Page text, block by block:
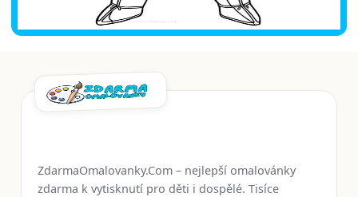
ZdarmaOmalovanky.Com – nejlepší omalovánky
zdarma k vytisknutí pro děti i dospělé. Tisíce